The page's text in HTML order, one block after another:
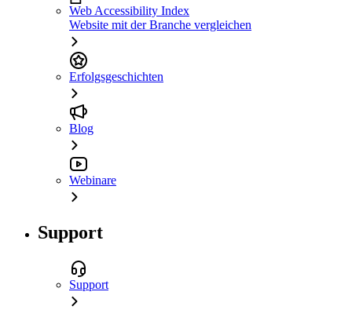
Web Accessibility Index
Website mit der Branche vergleichen
Erfolgsgeschichten
Blog
Webinare
Support
Support